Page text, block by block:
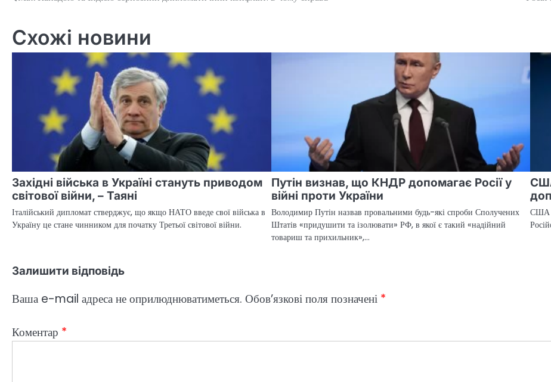
Схожі новини
Західні війська в Україні стануть приводом
світової війни, – Таяні
Італійський дипломат стверджує, що якщо НАТО введе свої війська в
Україну це стане чинником для початку Третьої світової війни.
Путін визнав, що КНДР допомагає Росії у
війні проти України
Володимир Путін назвав провальними будь-які спроби Сполучених
Штатів «придушити та ізолювати» РФ, в якої є такий «надійний
товариш та прихильник»,…
США
Залишити відповідь
Ваша e-mail адреса не оприлюднюватиметься. Обов’язкові поля позначені *
Коментар *